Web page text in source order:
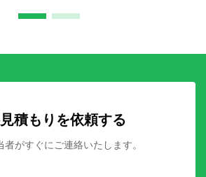
積もりを依頼する
者がすぐにご連絡いたします。